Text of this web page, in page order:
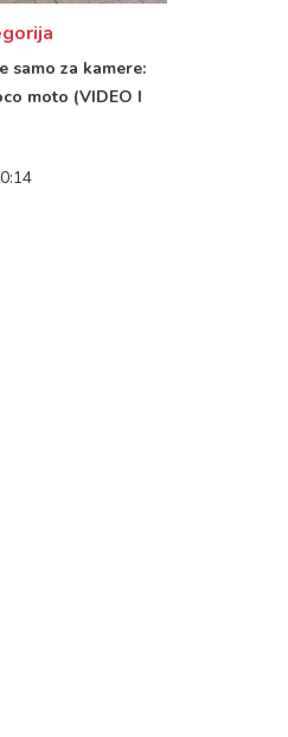
samo za kamere:
moto (VIDEO I